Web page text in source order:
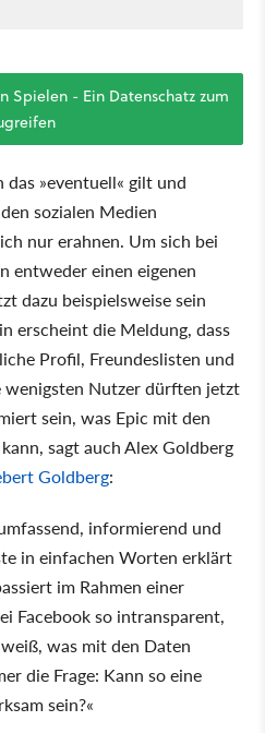
Spielen - Ein Datenschatz zum
»eventuell« gilt und
sozialen Medien
nur erahnen. Um sich bei
entweder einen eigenen
dazu beispielsweise sein
erscheint die Meldung, dass
Profil, Freundeslisten und
wenigsten Nutzer dürften jetzt
sein, was Epic mit den
sagt auch Alex Goldberg
Goldberg:
informierend und
in einfachen Worten erklärt
im Rahmen einer
Facebook so intransparent,
was mit den Daten
die Frage: Kann so eine
sein?«